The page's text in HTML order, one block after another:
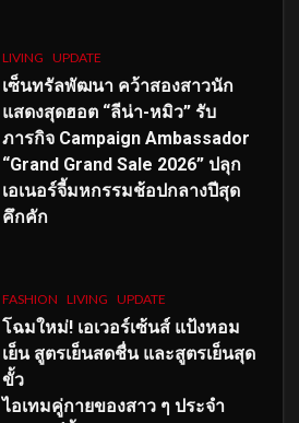
LIVING UPDATE
เซ็นทรัลพัฒนา คว้าสองสาวนัก
แสดงสุดฮอต “ลีน่า-หมิว” รับ
ภารกิจ Campaign Ambassador
“Grand Grand Sale 2026” ปลุก
เอเนอร์จี้มหกรรมช้อปกลางปีสุด
คึกคัก
FASHION LIVING UPDATE
โฉมใหม่! เอเวอร์เซ้นส์ แป้งหอม
เย็น สูตรเย็นสดชื่น และสูตรเย็นสุด
ขั้ว
ไอเทมคู่กายของสาว ๆ ประจำ